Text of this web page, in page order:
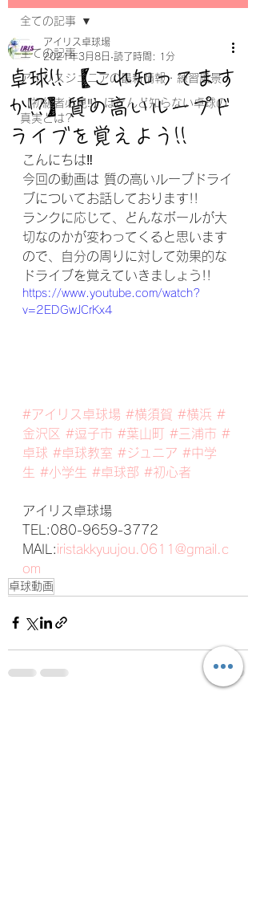
全ての記事
アイリスジュニアの最新情報・練習風景
【初級者必見‼】ほとんど知らない卓球の
真実とは?
全ての記事
卓球!! 【これ知ってます
か!?】質の高いループド
ライブを覚えよう!!
アイリス卓球場
2021年3月8日 読了時間: 1分
こんにちは‼
今回の動画は 質の高いループドライ
ブについてお話しております!!
ランクに応じて、どんなボールが大
切なのかが変わってくると思います
ので、自分の周りに対して効果的な
ドライブを覚えていきましょう!!
https://www.youtube.com/watch?
v=2EDGwJCrKx4
#アイリス卓球場 #横須賀 #横浜 #
金沢区 #逗子市 #葉山町 #三浦市 #
卓球 #卓球教室 #ジュニア #中学
生 #小学生 #卓球部 #初心者
アイリス卓球場
TEL:080-9659-3772
MAIL:iristakkyuujou.0611@gmail.c
om
卓球動画